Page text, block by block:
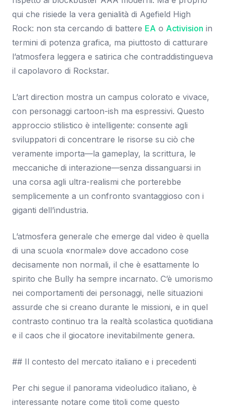
qui che risiede la vera genialità di Agefield High
Rock: non sta cercando di battere EA o Activision in
termini di potenza grafica, ma piuttosto di catturare
l’atmosfera leggera e satirica che contraddistingueva
il capolavoro di Rockstar.
L’art direction mostra un campus colorato e vivace,
con personaggi cartoon-ish ma espressivi. Questo
approccio stilistico è intelligente: consente agli
sviluppatori di concentrare le risorse su ciò che
veramente importa—la gameplay, la scrittura, le
meccaniche di interazione—senza dissanguarsi in
una corsa agli ultra-realismi che porterebbe
semplicemente a un confronto svantaggioso con i
giganti dell’industria.
L’atmosfera generale che emerge dal video è quella
di una scuola «normale» dove accadono cose
decisamente non normali, il che è esattamente lo
spirito che Bully ha sempre incarnato. C’è umorismo
nei comportamenti dei personaggi, nelle situazioni
assurde che si creano durante le missioni, e in quel
contrasto continuo tra la realtà scolastica quotidiana
e il caos che il giocatore inevitabilmente genera.
## Il contesto del mercato italiano e i precedenti
Per chi segue il panorama videoludico italiano, è
interessante notare come titoli come questo